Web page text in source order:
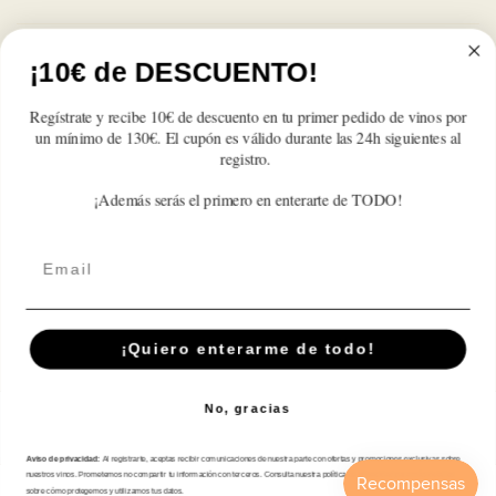
Maria Veronica Alonso Castillo
Jameson
Perfecto producto y servicio
Correo electrónico
Atención al cliente
¡10€ de DESCUENTO!
Regístrate y recibe 10€ de descuento en tu primer pedido de vinos por
un mínimo de 130€. El cupón es válido durante las 24h siguientes al
registro.
¡Además serás el primero en enterarte de TODO!
¡Quiero enterarme de todo!
No, gracias
Aviso de privacidad: Al registrarte, aceptas recibir comunicaciones de nuestra parte con ofertas y promociones exclusivas sobre
nuestros vinos. Prometemos no compartir tu información con terceros. Consulta nuestra política de privacidad para más detalles
sobre cómo protegemos y utilizamos tus datos.